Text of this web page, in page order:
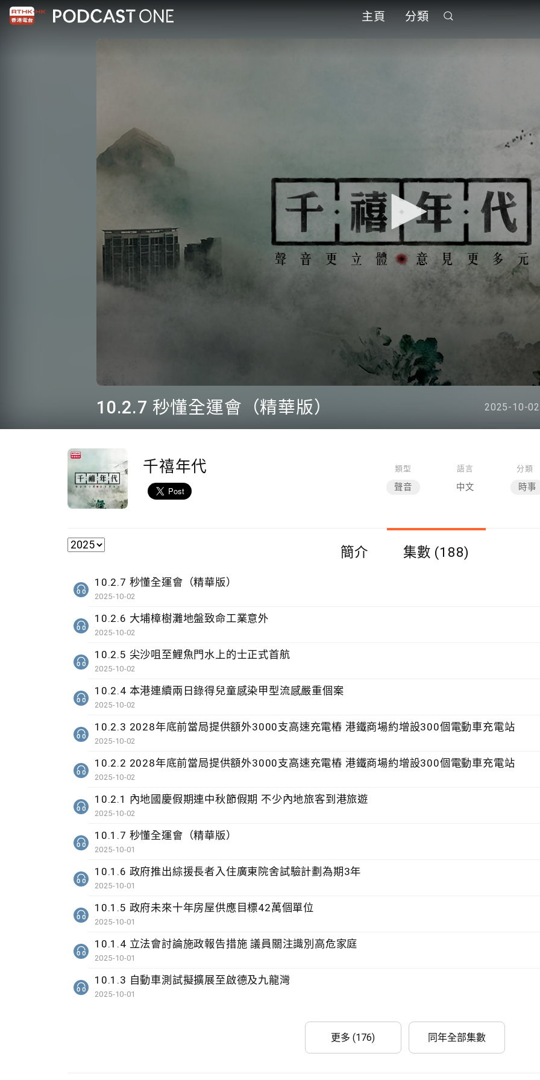
主頁 分類
seconds
minute,
seconds
10.2.7 秒懂全運會（精華版） 2025-10-02
千禧年代 類型
聲音
語言
中文
分類
時事
簡介 集數 (188)
10.2.7 秒懂全運會（精華版）
2025-10-02
10.2.6 大埔樟樹灘地盤致命工業意外
2025-10-02
10.2.5 尖沙咀至鯉魚門水上的士正式首航
2025-10-02
10.2.4 本港連續兩日錄得兒童感染甲型流感嚴重個案
2025-10-02
10.2.3 2028年底前當局提供額外3000支高速充電樁 港鐵商場約增設300個電動車充電站
2025-10-02
10.2.2 2028年底前當局提供額外3000支高速充電樁 港鐵商場約增設300個電動車充電站
2025-10-02
10.2.1 內地國慶假期連中秋節假期 不少內地旅客到港旅遊
2025-10-02
10.1.7 秒懂全運會（精華版）
2025-10-01
10.1.6 政府推出綜援長者入住廣東院舍試驗計劃為期3年
2025-10-01
10.1.5 政府未來十年房屋供應目標42萬個單位
2025-10-01
10.1.4 立法會討論施政報告措施 議員關注識別高危家庭
2025-10-01
10.1.3 自動車測試擬擴展至啟德及九龍灣
2025-10-01
更多 (176) 同年全部集數